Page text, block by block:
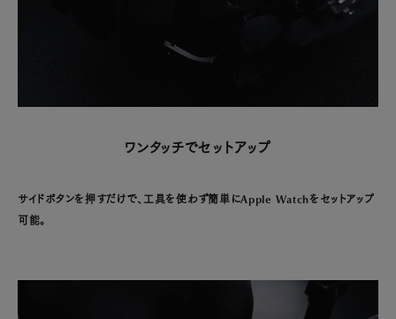
ワンタッチでセットアップ
サイドボタンを押すだけで、工具を使わず簡単にApple Watchをセットアップ
可能。